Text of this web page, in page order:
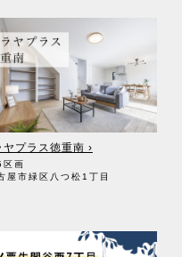
日・不動産物件情報・成約
電子メール・広告媒体等
ける者の組織の種類、及び
通じて、契約の相手方とな
いてその見込者。
るまでの過程において広く
掲載事業者及び団体。（成
込客を募るため）
、指定流通機構への登録及び
務付けられます）
ヤプラス徳重南 ›
区画
屋市緑区八つ松1丁目